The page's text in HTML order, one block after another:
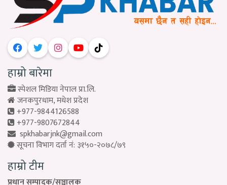
हाम्रो बारेमा
स्पेशल मिडिया नेपाल प्रा.लि.
जनकपुरधाम, मधेश प्रदेश
+977-9844126588
+977-9807672844
spkhabarjnk@gmail.com
सूचना विभाग दर्ता नं: ३१५०-२०७८/७९
हाम्रो टीम